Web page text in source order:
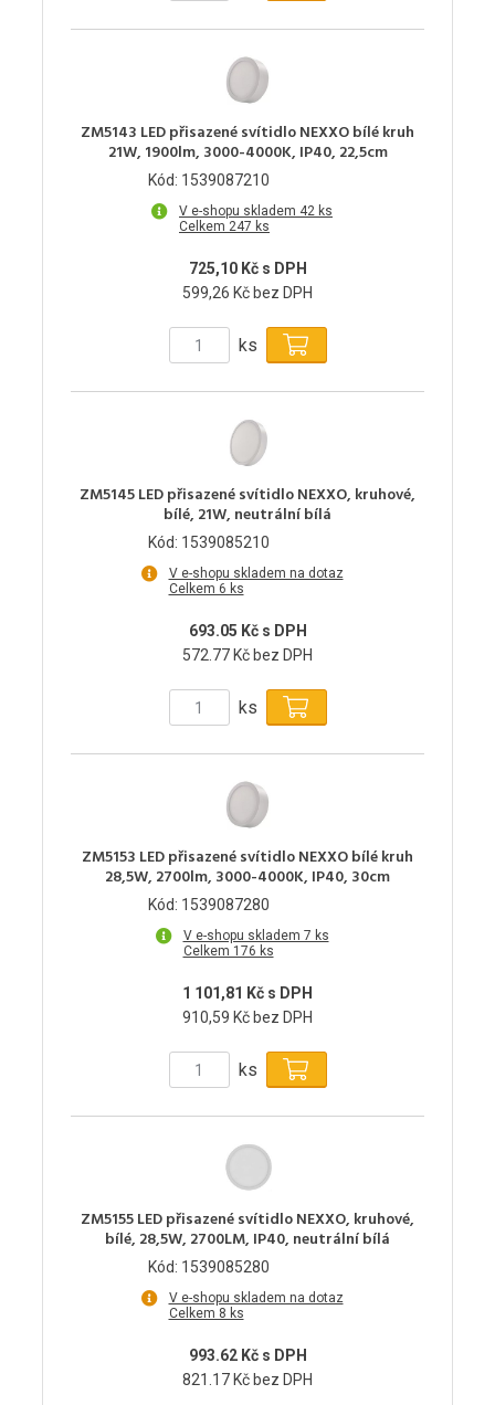
ZM5143 LED přisazené svítidlo NEXXO bílé kruh
21W, 1900lm, 3000-4000K, IP40, 22,5cm
Kód: 1539087210
V e-shopu skladem 42 ks
Celkem 247 ks
725,10 Kč s DPH
599,26 Kč bez DPH
ks
ZM5145 LED přisazené svítidlo NEXXO, kruhové,
bílé, 21W, neutrální bílá
Kód: 1539085210
V e-shopu skladem na dotaz
Celkem 6 ks
693.05 Kč s DPH
572.77 Kč bez DPH
ks
ZM5153 LED přisazené svítidlo NEXXO bílé kruh
28,5W, 2700lm, 3000-4000K, IP40, 30cm
Kód: 1539087280
V e-shopu skladem 7 ks
Celkem 176 ks
1 101,81 Kč s DPH
910,59 Kč bez DPH
ks
ZM5155 LED přisazené svítidlo NEXXO, kruhové,
bílé, 28,5W, 2700LM, IP40, neutrální bílá
Kód: 1539085280
V e-shopu skladem na dotaz
Celkem 8 ks
993.62 Kč s DPH
821.17 Kč bez DPH